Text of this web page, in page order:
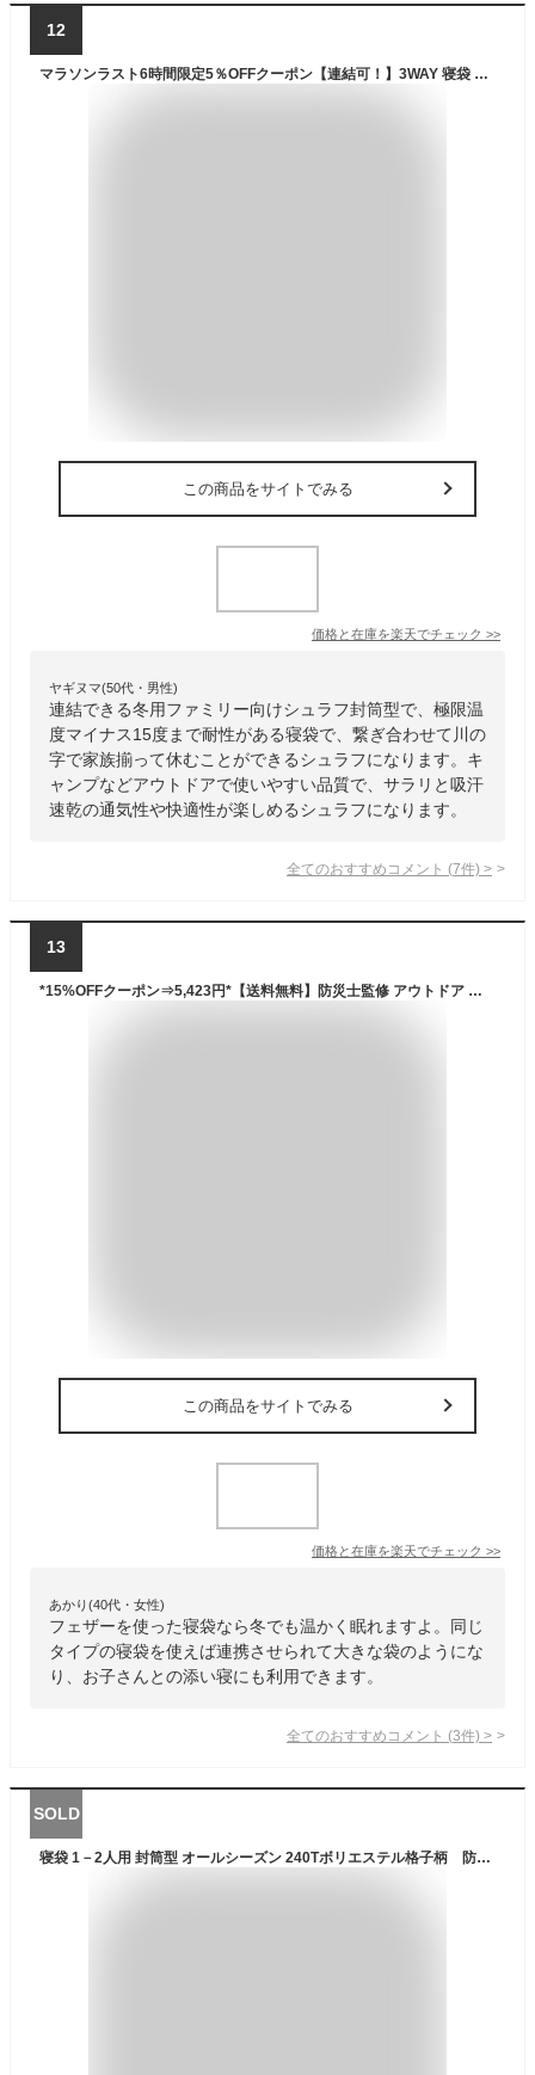
12
マラソンラスト6時間限定5％OFFクーポン【連結可！】3WAY 寝袋 シュラフ 極限温度-15℃ クッション ブランケット 封筒型 軽量 防水 コンパクト アウトドア キャンプ 来客用 登山 車中泊 防災 防災用 丸洗い 異なる色連結可 オールシーズン 春用 夏用 秋用 冬用
この商品をサイトでみる
価格と在庫を楽天でチェック >>
ヤギヌマ(50代・男性)
連結できる冬用ファミリー向けシュラフ封筒型で、極限温
度マイナス15度まで耐性がある寝袋で、繋ぎ合わせて川の
字で家族揃って休むことができるシュラフになります。キ
ャンプなどアウトドアで使いやすい品質で、サラリと吸汗
速乾の通気性や快適性が楽しめるシュラフになります。
全てのおすすめコメント (7件) >
13
*15%OFFクーポン⇒5,423円*【送料無料】防災士監修 アウトドア 寝具 羽毛寝袋 冬用寝袋 シュラフ 封筒型 マミー型 フェザー 80% ダウン 20％ あったか 保温 キャンプ アウトドア用品 連結可能 スリーピングバッグ シュラフザック 洗える 災害 防災 車中泊 収納 ツーリング
この商品をサイトでみる
価格と在庫を楽天でチェック >>
あかり(40代・女性)
フェザーを使った寝袋なら冬でも温かく眠れますよ。同じ
タイプの寝袋を使えば連携させられて大きな袋のようにな
り、お子さんとの添い寝にも利用できます。
全てのおすすめコメント (3件) >
SOLD
寝袋 1－2人用 封筒型 オールシーズン 240Tボリエステル格子柄 防水 シュラフ キャンプ用品 丸洗いok 連結解体可能 最低使用温度 マイナス15℃ 車中泊 登山 キャンプ アウトドア コンパクト 防災用 避難用 防寒 春用 秋用 冬用